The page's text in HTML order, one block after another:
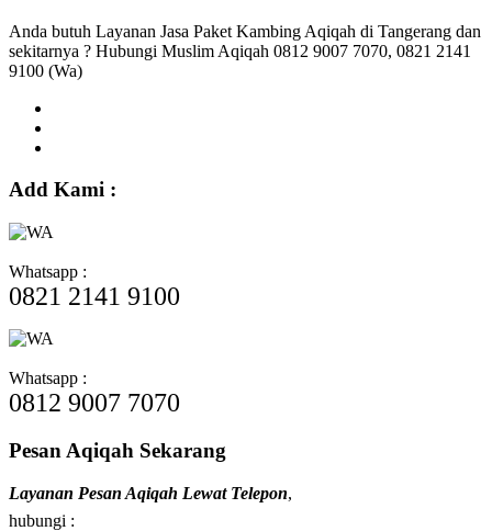
Anda butuh Layanan Jasa Paket Kambing Aqiqah di Tangerang dan
sekitarnya ? Hubungi Muslim Aqiqah 0812 9007 7070, 0821 2141
9100 (Wa)
Add Kami :
Whatsapp :
0821 2141 9100
Whatsapp :
0812 9007 7070
Pesan Aqiqah Sekarang
Layanan Pesan Aqiqah Lewat Telepon,
hubungi :